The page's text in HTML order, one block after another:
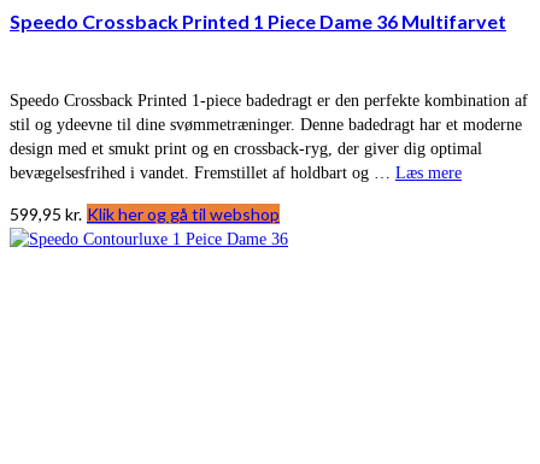
Speedo Crossback Printed 1 Piece Dame 36 Multifarvet
Speedo Crossback Printed 1-piece badedragt er den perfekte kombination af
stil og ydeevne til dine svømmetræninger. Denne badedragt har et moderne
design med et smukt print og en crossback-ryg, der giver dig optimal
bevægelsesfrihed i vandet. Fremstillet af holdbart og … Læs mere
599,95 kr. Klik her og gå til webshop